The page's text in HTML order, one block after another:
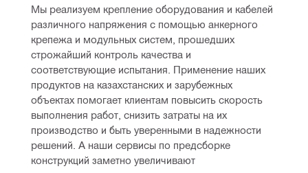
Мы реализуем крепление оборудования и кабелей
различного напряжения с помощью анкерного
крепежа и модульных систем, прошедших
строжайший контроль качества и
соответствующие испытания. Применение наших
продуктов на казахстанских и зарубежных
объектах помогает клиентам повысить скорость
выполнения работ, снизить затраты на их
производство и быть уверенными в надежности
решений. А наши сервисы по предсборке
конструкций заметно увеличивают